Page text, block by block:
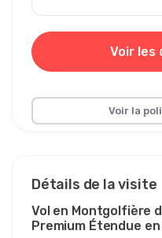
Voir les
Voir la
Détails de la visite
Vol en Montgolfière
Premium Étendue